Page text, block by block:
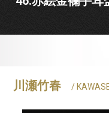
川瀬竹春 /